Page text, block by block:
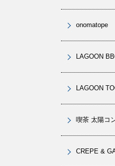
onomatope
LAGOON
LAGOON
喫茶 太陽コ
CREPE &